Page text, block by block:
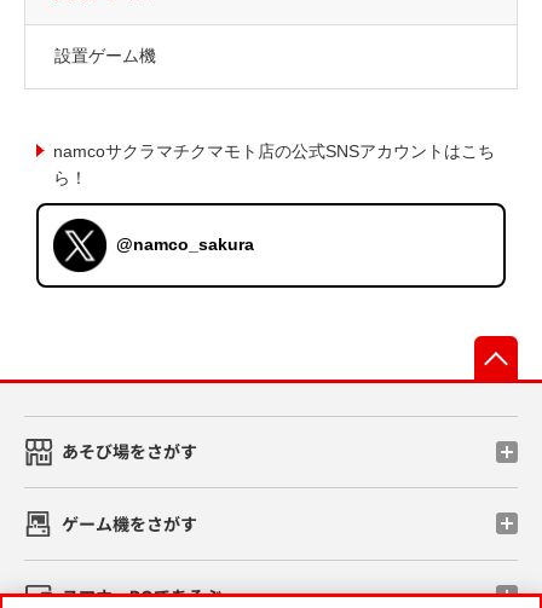
設置ゲーム機
namcoサクラマチクマモト店の公式SNSアカウントはこち
ら！
@namco_sakura
あそび場をさがす
ゲーム機をさがす
スマホ・PCであそぶ